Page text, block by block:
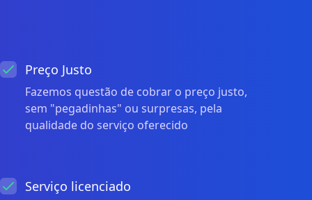
Preço Justo
Fazemos questão de cobrar o preço justo,
sem "pegadinhas" ou surpresas, pela
qualidade do serviço oferecido
Serviço licenciado